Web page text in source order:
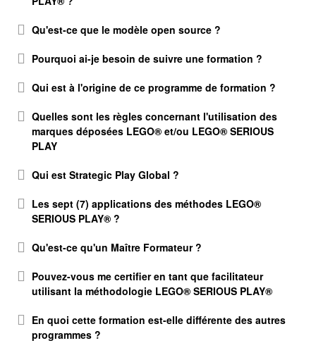
Qu'est-ce que le modèle open source ?
Pourquoi ai-je besoin de suivre une formation ?
Qui est à l'origine de ce programme de formation ?
Quelles sont les règles concernant l'utilisation des
marques déposées LEGO® et/ou LEGO® SERIOUS
PLAY
Qui est Strategic Play Global ?
Les sept (7) applications des méthodes LEGO®
SERIOUS PLAY® ?
Qu'est-ce qu'un Maître Formateur ?
Pouvez-vous me certifier en tant que facilitateur
utilisant la méthodologie LEGO® SERIOUS PLAY®
En quoi cette formation est-elle différente des autres
programmes ?